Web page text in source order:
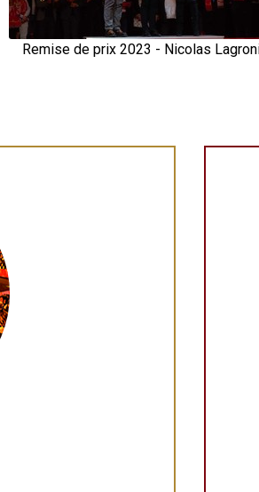
Remise de prix 2023 - Nicolas